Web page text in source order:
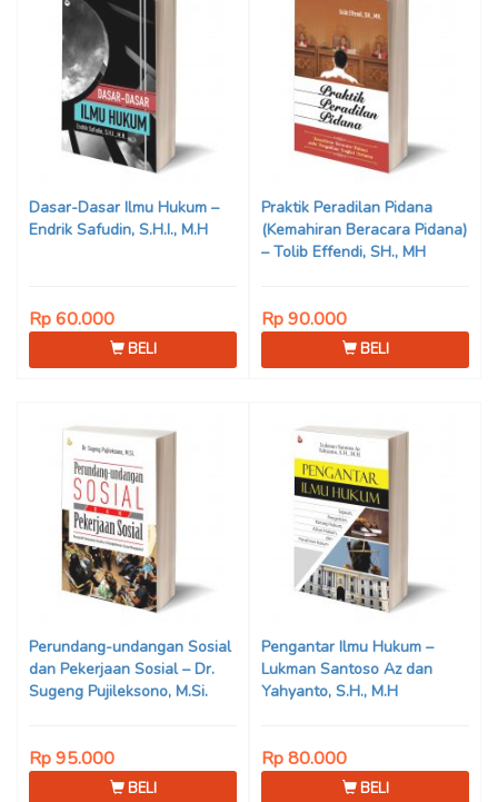
Dasar-Dasar Ilmu Hukum –
Endrik Safudin, S.H.I., M.H
Rp 60.000
BELI
Praktik Peradilan Pidana
(Kemahiran Beracara Pidana)
– Tolib Effendi, SH., MH
Rp 90.000
BELI
Perundang-undangan Sosial
dan Pekerjaan Sosial – Dr.
Sugeng Pujileksono, M.Si.
Rp 95.000
BELI
Pengantar Ilmu Hukum –
Lukman Santoso Az dan
Yahyanto, S.H., M.H
Rp 80.000
BELI